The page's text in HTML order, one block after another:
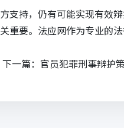
支持，仍有可能实现有效
重要。 法应网作为专业的
下一篇： 官员犯罪刑事辩护